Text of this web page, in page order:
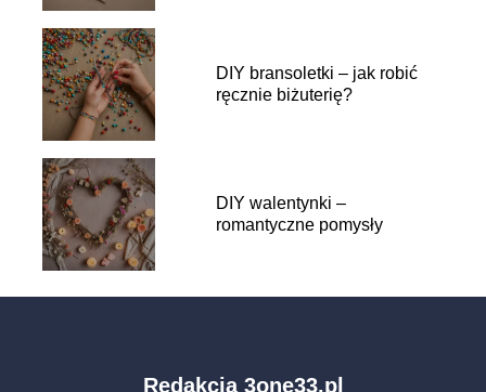
DIY bransoletki – jak robić
ręcznie biżuterię?
DIY walentynki –
romantyczne pomysły
Redakcja 3one33.pl